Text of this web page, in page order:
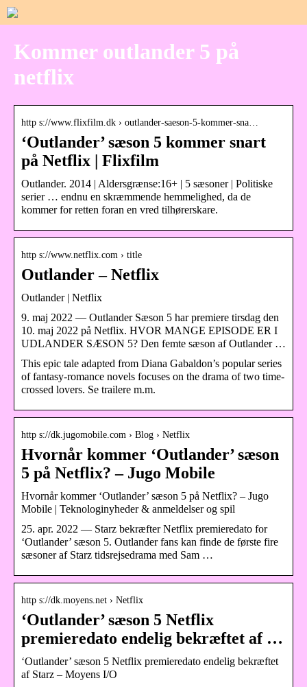
Kommer outlander 5 på
netflix
http s://www.flixfilm.dk › outlander-saeson-5-kommer-sna…
‘Outlander’ sæson 5 kommer snart
på Netflix | Flixfilm
Outlander. 2014 | Aldersgrænse:16+ | 5 sæsoner | Politiske
serier … endnu en skræmmende hemmelighed, da de
kommer for retten foran en vred tilhørerskare.
http s://www.netflix.com › title
Outlander – Netflix
Outlander | Netflix
9. maj 2022 — Outlander Sæson 5 har premiere tirsdag den
10. maj 2022 på Netflix. HVOR MANGE EPISODE ER I
UDLANDER SÆSON 5? Den femte sæson af Outlander …
This epic tale adapted from Diana Gabaldon’s popular series
of fantasy-romance novels focuses on the drama of two time-
crossed lovers. Se trailere m.m.
http s://dk.jugomobile.com › Blog › Netflix
Hvornår kommer ‘Outlander’ sæson
5 på Netflix? – Jugo Mobile
Hvornår kommer ‘Outlander’ sæson 5 på Netflix? – Jugo
Mobile | Teknologinyheder & anmeldelser og spil
25. apr. 2022 — Starz bekræfter Netflix premieredato for
‘Outlander’ sæson 5. Outlander fans kan finde de første fire
sæsoner af Starz tidsrejsedrama med Sam …
http s://dk.moyens.net › Netflix
‘Outlander’ sæson 5 Netflix
premieredato endelig bekræftet af …
‘Outlander’ sæson 5 Netflix premieredato endelig bekræftet
af Starz – Moyens I/O